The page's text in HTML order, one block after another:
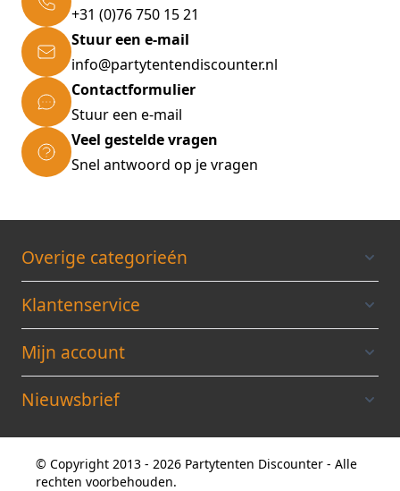
+31 (0)76 750 15 21
Stuur een e-mail
info@partytentendiscounter.nl
Contactformulier
Stuur een e-mail
Veel gestelde vragen
Snel antwoord op je vragen
Overige categorieén
Klantenservice
Mijn account
Nieuwsbrief
© Copyright 2013 - 2026 Partytenten Discounter - Alle
rechten voorbehouden.